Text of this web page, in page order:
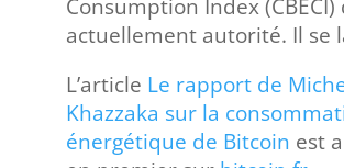
Consumption Index
actuellement autorité. Il se
L’article Le rapport de
Khazzaka sur la
énergétique de Bitcoin est